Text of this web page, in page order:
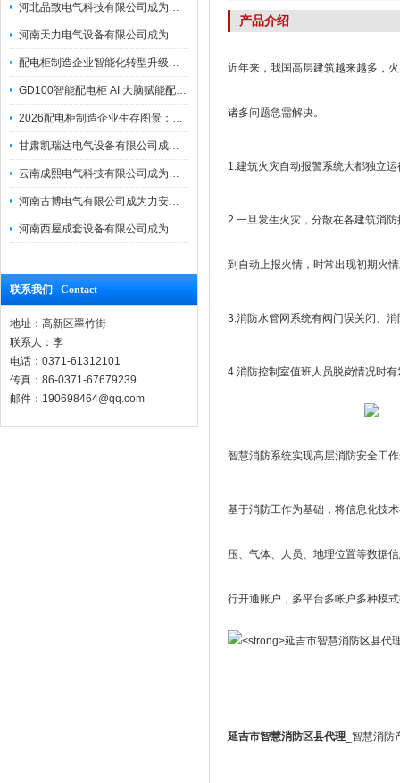
河北品致电气科技有限公司成为力安电易云战略合作伙伴，共创智能配电新未来
河南天力电气设备有限公司成为力安电易云战略合作伙伴，共创智能配电新未来
配电柜制造企业智能化转型升级研讨会在力安成功举办
GD100智能配电柜 AI 大脑赋能配电柜制造企业高压一键顺控！
2026配电柜制造企业生存图景：市场、政策与智能化转型路径
甘肃凯瑞达电气设备有限公司成为电易云战略合作伙伴，共创智能配电新未来
云南成熙电气科技有限公司成为力安电易云战略合作伙伴，共创智能配电新未来
河南古博电气有限公司成为力安电易云战略合作伙伴，共创智能配电新未来！
河南西屋成套设备有限公司成为力安电易云战略合作伙伴，共创智能配电新未来
联系我们 Contact
地址：高新区翠竹街
联系人：李
电话：0371-61312101
传真：86-0371-67679239
邮件：190698464@qq.com
产品介绍
近年来，我国高层建筑越来越多，
诸多问题急需解决。
1.建筑火灾自动报警系统大都独立
2.一旦发生火灾，分散在各建筑消
到自动上报火情，时常出现初期火
3.消防水管网系统有阀门误关闭、
4.消防控制室值班人员脱岗情况时
智慧消防系统实现高层消防安全工
基于消防工作为基础，将信息化技
压、气体、人员、地理位置等数据
行开通账户，多平台多帐户多种模
延吉市智慧消防区县代理 _智慧消